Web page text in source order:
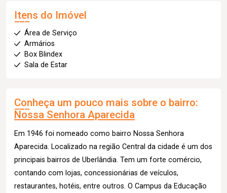
Itens do Imóvel
Área de Serviço
Armários
Box Blindex
Sala de Estar
Conheça um pouco mais sobre o bairro:
Nossa Senhora Aparecida
Em 1946 foi nomeado como bairro Nossa Senhora
Aparecida. Localizado na região Central da cidade é um dos
principais bairros de Uberlândia. Tem um forte comércio,
contando com lojas, concessionárias de veículos,
restaurantes, hotéis, entre outros. O Campus da Educação